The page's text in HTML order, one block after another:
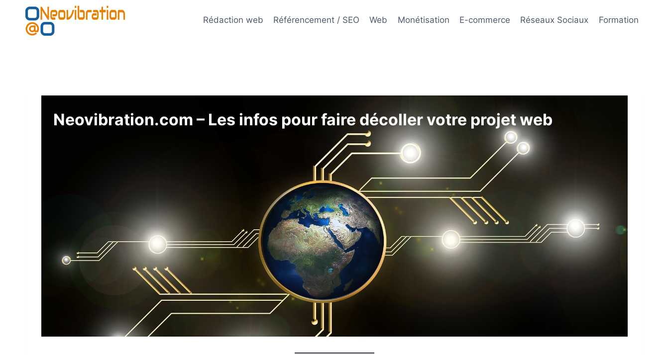
contenu
Rédaction web Référencement / SEO Web Monétisation E-commerce Réseaux Sociaux Formation
Neovibration.com – Les infos pour faire décoller votre projet web